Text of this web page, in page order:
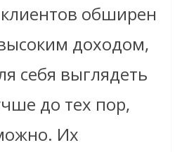
обширен
доходом,
себя выглядеть
до тех пор,
Их